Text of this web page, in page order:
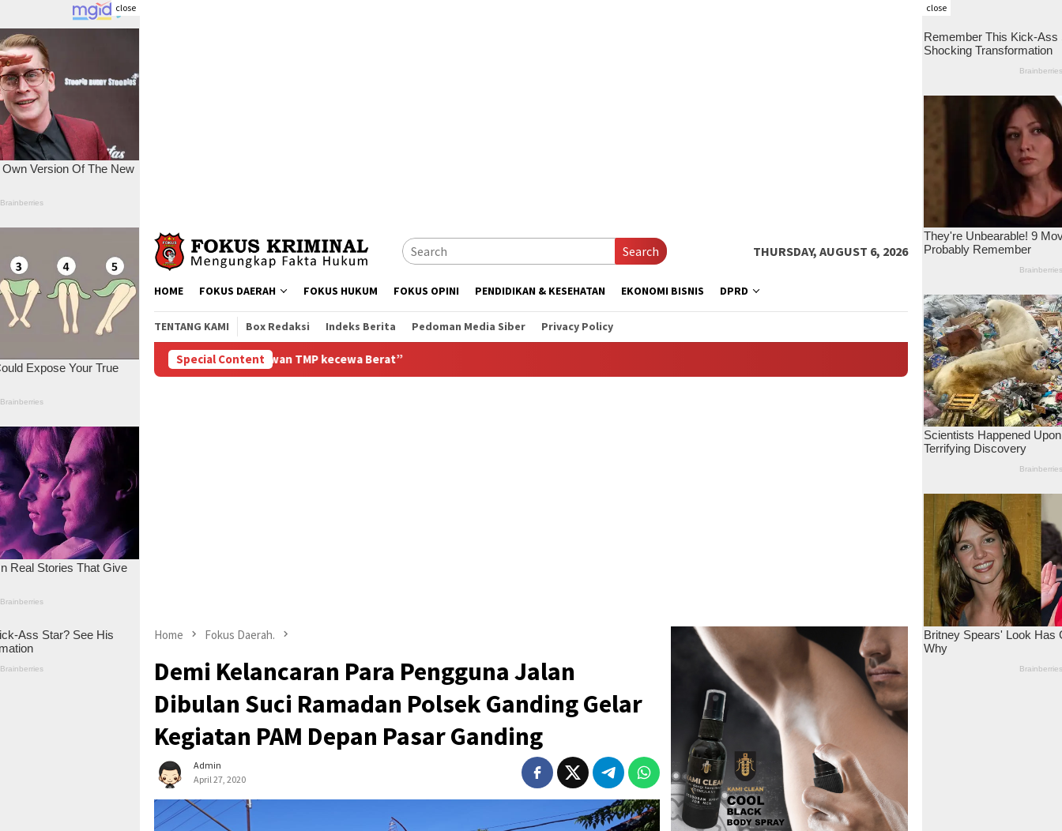
close close
Search THURSDAY, AUGUST 6, 2026
HOME FOKUS DAERAH FOKUS HUKUM FOKUS OPINI PENDIDIKAN & KESEHATAN EKONOMI BISNIS DPRD
TENTANG KAMI Box Redaksi Indeks Berita Pedoman Media Siber Privacy Policy
Special Content
tiba, ex Karyawan TMP kecewa Berat”
Home Fokus Daerah.
Demi Kelancaran Para Pengguna Jalan
Dibulan Suci Ramadan Polsek Ganding Gelar
Kegiatan PAM Depan Pasar Ganding
Admin
April 27, 2020